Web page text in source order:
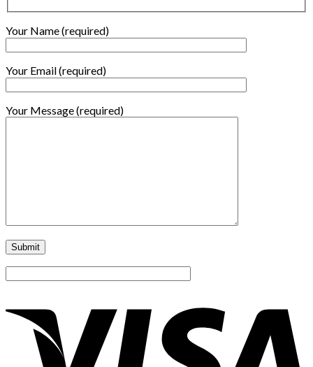
Your Name (required)
Your Email (required)
Your Message (required)